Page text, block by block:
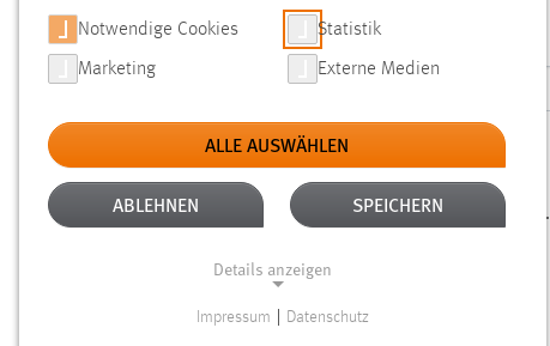
Aktive Filter: TYP: DATEIEN ALTER: ÜBER EIN JAHR
Gesucht nach "moodle". Es wurden 151 Ergebnisse gefunden.
Notwendige Cookies Statistik
Marketing Externe Medien
ALLE AUSWÄHLEN
ABLEHNEN SPEICHERN
Details anzeigen
Impressum Datenschutz